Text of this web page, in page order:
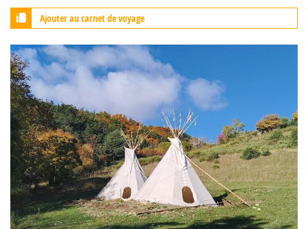
Ajouter au carnet de voyage